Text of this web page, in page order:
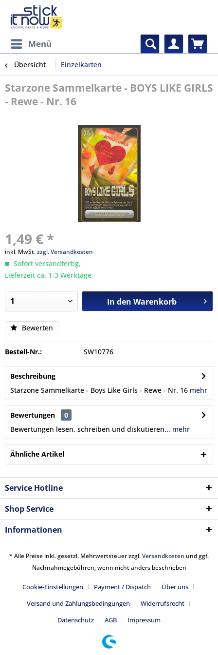
Menü
Übersicht Einzelkarten
Starzone Sammelkarte - BOYS LIKE GIRLS
- Rewe - Nr. 16
1,49 € *
inkl. MwSt.zzgl. Versandkosten
Sofort versandfertig,
Lieferzeit ca. 1-3 Werktage
In den Warenkorb
Bewerten
Bestell-Nr.: SW10776
Beschreibung
Starzone Sammelkarte - Boys Like Girls - Rewe - Nr. 16 mehr
Bewertungen
0
Bewertungen lesen, schreiben und diskutieren... mehr
Ähnliche Artikel
Service Hotline
Shop Service
Informationen
* Alle Preise inkl. gesetzl. Mehrwertsteuer zzgl.Versandkosten und ggf.
Nachnahmegebühren, wenn nicht anders beschrieben
Cookie-Einstellungen Payment / Dispatch
Über uns
Versand und Zahlungsbedingungen
Widerrufsrecht
Datenschutz
AGB Impressum